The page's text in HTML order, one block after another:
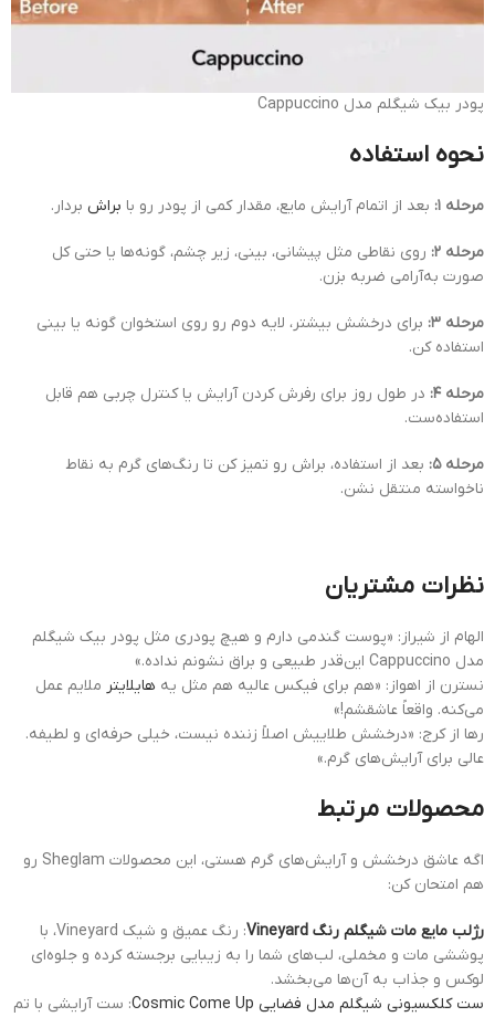
پودر بیک شیگلم مدل Cappuccino
نحوه استفاده
مرحله ۱: بعد از اتمام آرایش مایع، مقدار کمی از پودر رو با براش بردار.
مرحله ۲:
روی نقاطی مثل پیشانی، بینی، زیر چشم، گونه‌ها یا حتی کل
صورت به‌آرامی ضربه بزن.
مرحله ۳:
برای درخشش بیشتر، لایه دوم رو روی استخوان گونه یا بینی
استفاده کن.
مرحله ۴:
در طول روز برای رفرش کردن آرایش یا کنترل چربی هم قابل
استفاده‌ست.
مرحله ۵:
بعد از استفاده، براش رو تمیز کن تا رنگ‌های گرم به نقاط
ناخواسته منتقل نشن.
نظرات مشتریان
الهام از شیراز: «پوست گندمی دارم و هیچ پودری مثل پودر بیک شیگلم
مدل Cappuccino این‌قدر طبیعی و براق نشونم نداده.»
نسترن از اهواز: «هم برای فیکس عالیه هم مثل یه هایلایتر ملایم عمل
می‌کنه. واقعاً عاشقشم!»
رها از کرج: «درخشش طلاییش اصلاً زننده نیست، خیلی حرفه‌ای و لطیفه.
عالی برای آرایش‌های گرم.»
محصولات مرتبط
اگه عاشق درخشش و آرایش‌های گرم هستی، این محصولات Sheglam رو
هم امتحان کن:
رژلب مایع مات شیگلم رنگ Vineyard
: رنگ عمیق و شیک Vineyard، با
پوششی مات و مخملی، لب‌های شما را به زیبایی برجسته کرده و جلوه‌ای
لوکس و جذاب به آن‌ها می‌بخشد.
ست کلکسیونی شیگلم مدل فضایی Cosmic Come Up
: ست آرایشی با تم